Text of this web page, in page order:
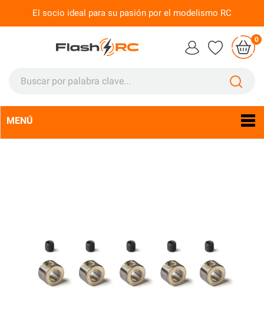
El socio ideal para su pasión por el modelismo RC
0
MENÚ
Idioma: